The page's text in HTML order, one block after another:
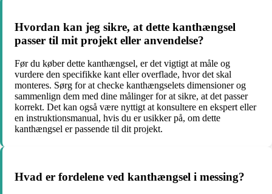
Hvordan kan jeg sikre, at dette kanthængsel
passer til mit projekt eller anvendelse?
Før du køber dette kanthængsel, er det vigtigt at måle og
vurdere den specifikke kant eller overflade, hvor det skal
monteres. Sørg for at checke kanthængselets dimensioner og
sammenlign dem med dine målinger for at sikre, at det passer
korrekt. Det kan også være nyttigt at konsultere en ekspert eller
en instruktionsmanual, hvis du er usikker på, om dette
kanthængsel er passende til dit projekt.
Hvad er fordelene ved kanthængsel i messing?